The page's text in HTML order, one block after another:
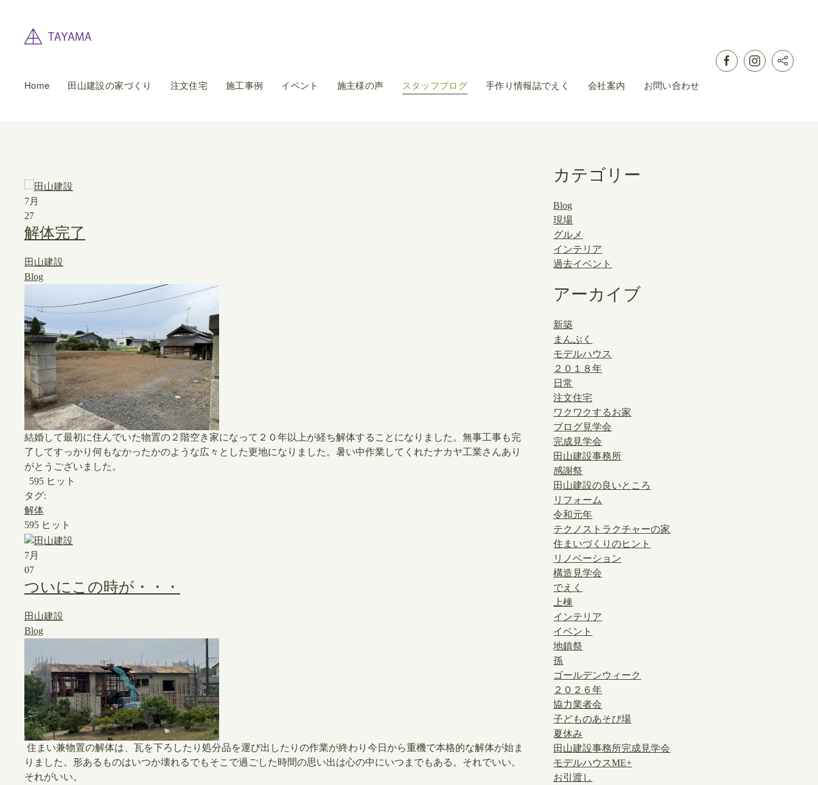
Home 田山建設の家づくり 注文住宅 施工事例 イベント 施主様の声 スタッフブログ 手作り情報誌でえく 会社案内 お問い合わせ
7月
27
解体完了
田山建設
Blog
結婚して最初に住んでいた物置の２階空き家になって２０年以上が経ち解体することになりました。無事工事も完
了してすっかり何もなかったかのような広々とした更地になりました。暑い中作業してくれたナカヤ工業さんあり
がとうございました。
595 ヒット
タグ:
解体
595 ヒット
7月
07
ついにこの時が・・・
田山建設
Blog
住まい兼物置の解体は、瓦を下ろしたり処分品を運び出したりの作業が終わり今日から重機で本格的な解体が始ま
りました。形あるものはいつか壊れるでもそこで過ごした時間の思い出は心の中にいつまでもある。それでいい。
それがいい。
カテゴリー
Blog
現場
グルメ
インテリア
過去イベント
アーカイブ
新築
まんぷく
モデルハウス
２０１８年
日常
注文住宅
ワクワクするお家
ブログ見学会
完成見学会
田山建設事務所
感謝祭
田山建設の良いところ
リフォーム
令和元年
テクノストラクチャーの家
住まいづくりのヒント
リノベーション
構造見学会
でえく
上棟
インテリア
イベント
地鎮祭
孫
ゴールデンウィーク
２０２６年
協力業者会
子どものあそび場
夏休み
田山建設事務所完成見学会
モデルハウスME+
お引渡し